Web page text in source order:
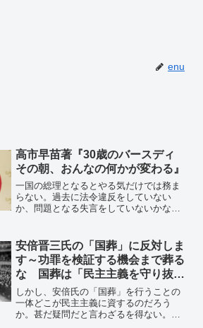
enu
高市早苗著『30歳のバースディ
その朝、おんなの何かが変わる』
一国の総理となるとやる気だけでは務ま
らない。過去に法令違反をしていない
か、問題となる失言をしていないかな
町で、高市氏が過去に出した一冊の本が
話題になっているという。タイトルは
『30歳のバースディ その朝、おんなの何
かが変わる』（大和出版）。政界進出を
目指した1992年の参院選直前に出版して
いる（選挙は落選）。序章で《この本に
は恋の話をいっぱい書くことにした》と
綴られていることからわかるように、か
安倍晋三氏の「国葬」に反対しま
す～功罪を検証する機会まで葬る
な 国葬は「民主主義を守り抜
く」ことにつながらない
しかし、安倍氏の「国葬」を行うことの
一体どこが民主主義に資するのだろう
か。甚だ疑問だと言わざるを得ない。